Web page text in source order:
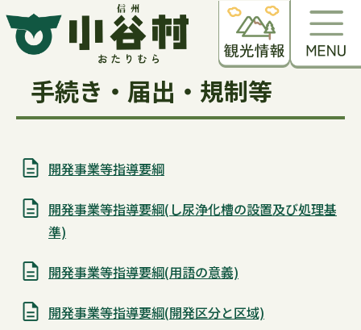
手続き・届出・規制等
開発事業等指導要綱
開発事業等指導要綱(し尿浄化槽の設置及び処理基
準)
開発事業等指導要綱(用語の意義)
開発事業等指導要綱(開発区分と区域)